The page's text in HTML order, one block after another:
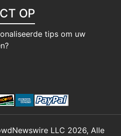
OP
tips om uw
LLC 2026, Alle